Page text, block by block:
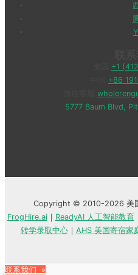
+1
+86
5777 Baum Blvd,
Copyright © 2010-2026 美
FrogHire.ai｜ ReadyAI 人工智能教育｜
转学录取中心｜ AHS 美国寄宿家
联系我们 »